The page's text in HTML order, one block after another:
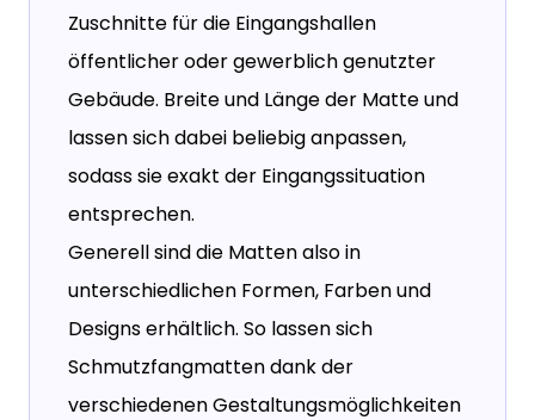
Zuschnitte für die Eingangshallen
öffentlicher oder gewerblich genutzter
Gebäude. Breite und Länge der Matte und
lassen sich dabei beliebig anpassen,
sodass sie exakt der Eingangssituation
entsprechen.
Generell sind die Matten also in
unterschiedlichen Formen, Farben und
Designs erhältlich. So lassen sich
Schmutzfangmatten dank der
verschiedenen Gestaltungsmöglichkeiten